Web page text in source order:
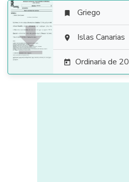

 Griego
 Islas Canarias
 Ordinaria de